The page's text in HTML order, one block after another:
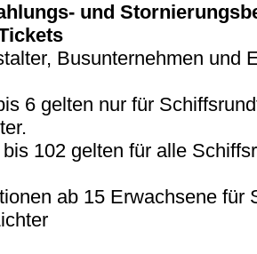
und
Busunternehmen und
6 gelten nur für
102 gelten für alle
ab 15 Erwachsene für